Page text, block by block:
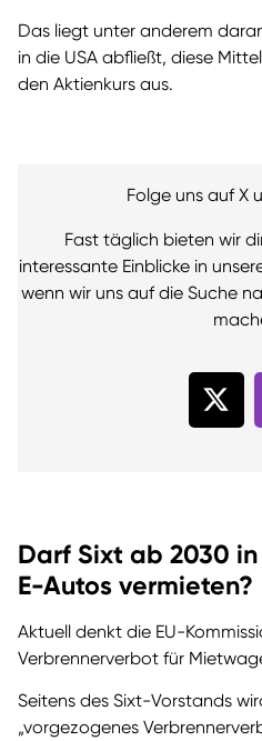
Das liegt unter anderem
in die USA abfließt, diese
den Aktienkurs aus.
Folge uns auf X
Fast täglich bieten wir
interessante Einblicke in
wenn wir uns auf die Suche
Darf Sixt ab 2030
E-Autos vermieten?
Aktuell denkt die EU-
Verbrennerverbot für
Seitens des Sixt-Vorstands
„vorgezogenes